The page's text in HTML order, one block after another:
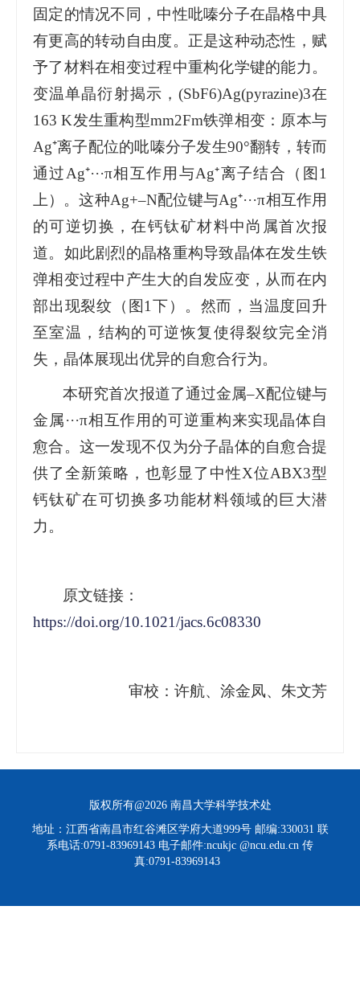
固定的情况不同，中性吡嗪分子在晶格中具
有更高的转动自由度。正是这种动态性，赋
予了材料在相变过程中重构化学键的能力。
变温单晶衍射揭示，(SbF6)Ag(pyrazine)3在
163 K发生重构型mm2Fm铁弹相变：原本与
Ag⁺离子配位的吡嗪分子发生90°翻转，转而
通过Ag⁺···π相互作用与Ag⁺离子结合（图1
上）。这种Ag+–N配位键与Ag⁺···π相互作用
的可逆切换，在钙钛矿材料中尚属首次报
道。如此剧烈的晶格重构导致晶体在发生铁
弹相变过程中产生大的自发应变，从而在内
部出现裂纹（图1下）。然而，当温度回升
至室温，结构的可逆恢复使得裂纹完全消
失，晶体展现出优异的自愈合行为。
本研究首次报道了通过金属–X配位键与
金属···π相互作用的可逆重构来实现晶体自
愈合。这一发现不仅为分子晶体的自愈合提
供了全新策略，也彰显了中性X位ABX3型
钙钛矿在可切换多功能材料领域的巨大潜
力。
原文链接：
https://doi.org/10.1021/jacs.6c08330
审校：许航、涂金凤、朱文芳
版权所有@2026 南昌大学科学技术处
地址：江西省南昌市红谷滩区学府大道999号 邮编:330031 联
系电话:0791-83969143 电子邮件:ncukjc @ncu.edu.cn 传
真:0791-83969143